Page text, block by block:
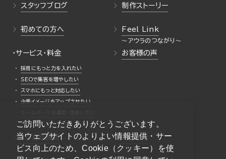
ご訪問いただきありがとうございます。
当ウェブサイトのよりよい情報提供・サー
ビス向上のため、Cookie（クッキー）を使
スタッフブログ 制作ストーリー
初めての方へ Feel Link
・サービス・料金
採用にもっと力を入れたい
SEOで集客を増やしたい
スマホにもっと対応したい
企業イメージをアップさせたい
お客様の声
よくある質問 採用情報